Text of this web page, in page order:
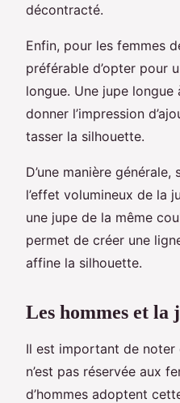
décontracté.
Enfin, pour les femmes
préférable d’opter pour
longue. Une jupe
donner l’impression
tasser la silhouette.
D’une manière
l’effet volumineux de la
une jupe de la même
permet de créer une
affine la silhouette.
Les hommes et la
Il est important de noter
n’est pas réservée aux
d’hommes adoptent